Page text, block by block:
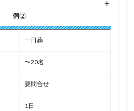
+
例②
一日葬
〜20名
要問合せ
1日